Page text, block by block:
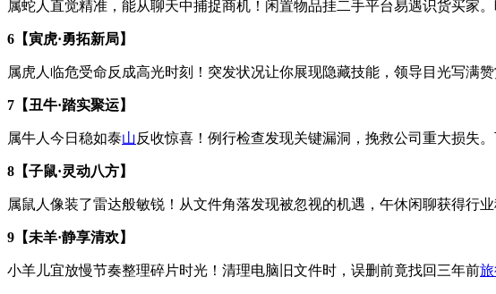
属蛇人直觉精准，能从聊天中捕捉商机！闲置物品挂二手平台易遇识货买家
6【寅虎·勇拓新局】
属虎人临危受命反成高光时刻！突发状况让你展现隐藏技能，领导目光写满
7【丑牛·踏实聚运】
属牛人今日稳如泰山反收惊喜！例行检查发现关键漏洞，挽救公司重大损失
8【子鼠·灵动八方】
属鼠人像装了雷达般敏锐！从文件角落发现被忽视的机遇，午休闲聊获得行
9【未羊·静享清欢】
小羊儿宜放慢节奏整理碎片时光！清理电脑旧文件时，误删前竟找回三年前